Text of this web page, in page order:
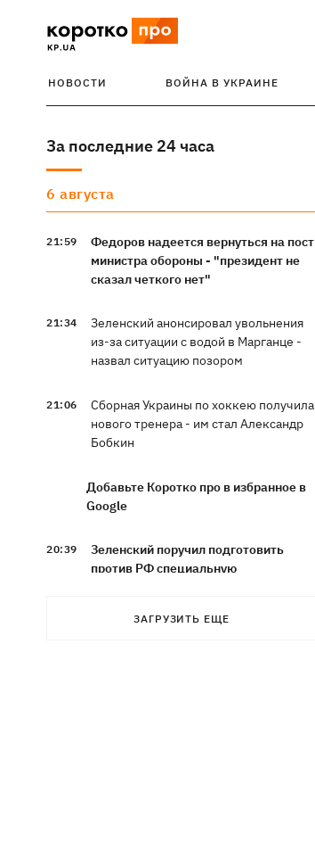
НОВОСТИ ВОЙНА В УКРАИНЕ
За последние 24 часа
6 августа
21:59
Федоров надеется вернуться на пост
министра обороны - "президент не
сказал четкого нет"
21:34
Зеленский анонсировал увольнения
из-за ситуации с водой в Марганце -
назвал ситуацию позором
21:06
Сборная Украины по хоккею получила
нового тренера - им стал Александр
Бобкин
Добавьте Коротко про в избранное в
Google
20:39
Зеленский поручил подготовить
против РФ специальную
ЗАГРУЗИТЬ ЕЩЕ